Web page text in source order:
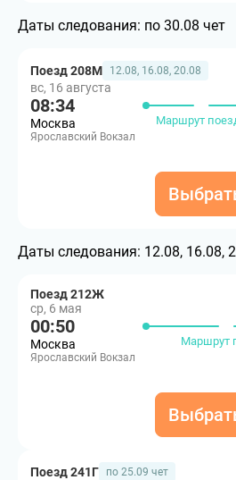
Даты следования: по 30.08 чет
Поезд 208М 12.08, 16.08, 20.08
вс, 16 августа
08:34
Москва
Ярославский Вокзал
Маршрут
Даты следования: 12.08, 16.08,
Поезд 212Ж
ср, 6 мая
00:50
Москва
Ярославский Вокзал
Маршрут
Поезд 241Г по 25.09 чет